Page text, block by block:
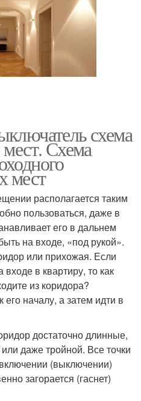
схема
Схема
мест
располагается таким
пользоваться, даже в
его в дальнем
на входе, «под рукой».
или прихожая. Если
в квартиру, то как
из коридора?
началу, а затем идти в
достаточно длинные,
даже тройной. Все точки
(выключении)
загорается (гаснет)